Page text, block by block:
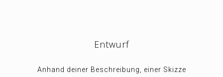
Entwurf
Anhand deiner Beschreibung, einer Skizze